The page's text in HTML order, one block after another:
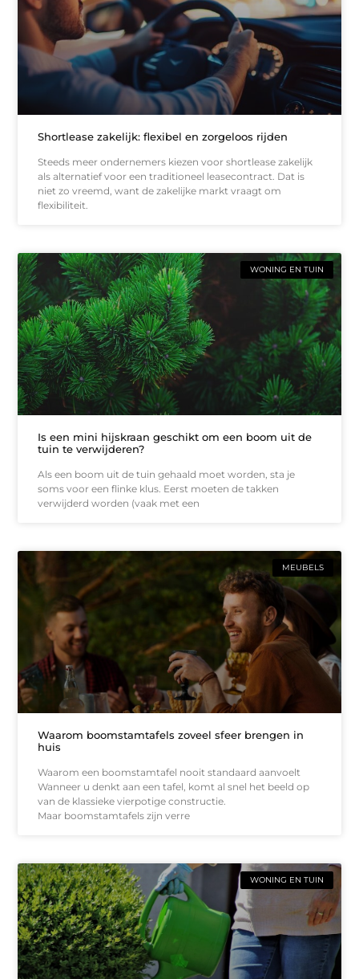
Shortlease zakelijk: flexibel en zorgeloos rijden
Steeds meer ondernemers kiezen voor shortlease zakelijk
als alternatief voor een traditioneel leasecontract. Dat is
niet zo vreemd, want de zakelijke markt vraagt om
flexibiliteit.
WONING EN TUIN
Is een mini hijskraan geschikt om een boom uit de
tuin te verwijderen?
Als een boom uit de tuin gehaald moet worden, sta je
soms voor een flinke klus. Eerst moeten de takken
verwijderd worden (vaak met een
MEUBELS
Waarom boomstamtafels zoveel sfeer brengen in
huis
Waarom een boomstamtafel nooit standaard aanvoelt
Wanneer u denkt aan een tafel, komt al snel het beeld op
van de klassieke vierpotige constructie.
Maar boomstamtafels zijn verre
WONING EN TUIN